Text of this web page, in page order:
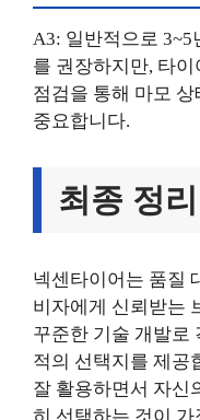
A3: 일반적으로 3~5
를 권장하지만, 타
점검을 통해 마모
중요합니다.
최종 정리
넥센타이어는 품질
비자에게 신뢰받는
꾸준한 기술 개발로
적의 선택지를 제공
잘 활용하면서 자신